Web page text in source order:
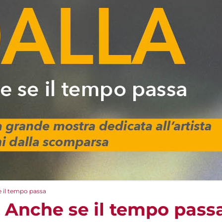
il tempo passa
Anche se il tempo